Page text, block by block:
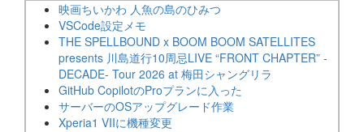
映画ちいかわ 人魚の島のひみつ
VSCode設定メモ
THE SPELLBOUND x BOOM BOOM SATELLITES
presents 川島道行10周忌LIVE “FRONT CHAPTER” -
DECADE- Tour 2026 at 梅田シャングリラ
GitHub CopilotのProプランに入った
サーバーのOSアップグレード作業
Xperia1 VIIに機種変更